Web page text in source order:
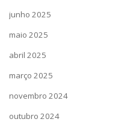
junho 2025
maio 2025
abril 2025
março 2025
novembro 2024
outubro 2024